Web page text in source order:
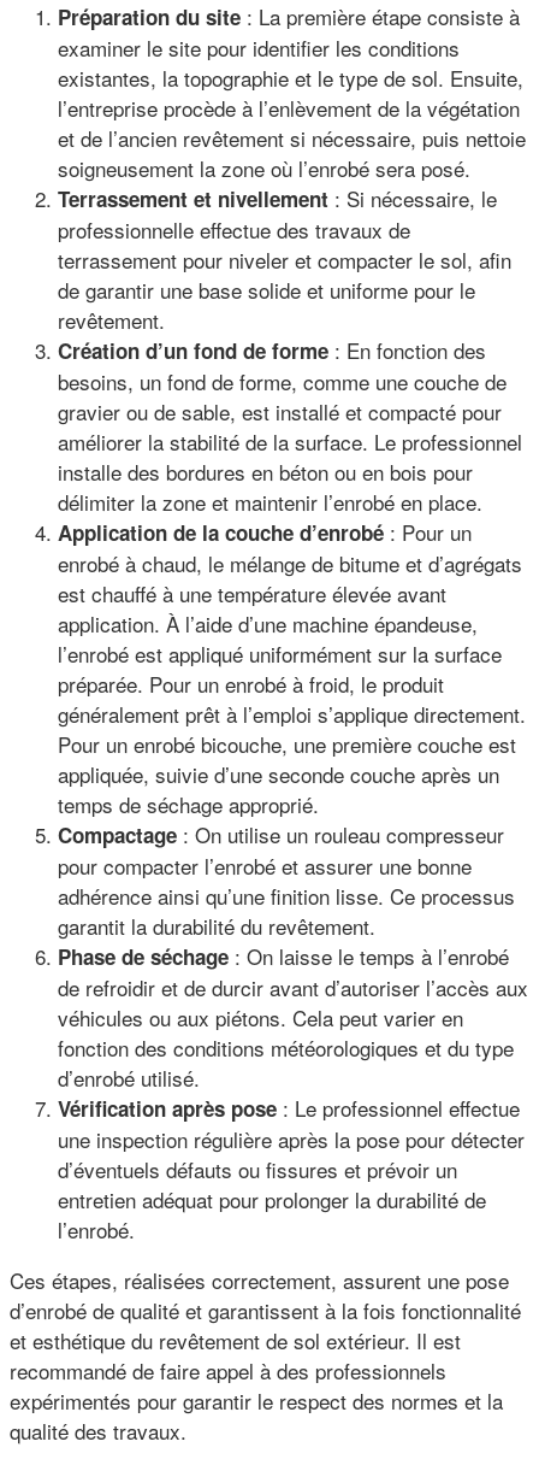
Préparation du site : La première étape consiste à
examiner le site pour identifier les conditions
existantes, la topographie et le type de sol. Ensuite,
l’entreprise procède à l’enlèvement de la végétation
et de l’ancien revêtement si nécessaire, puis nettoie
soigneusement la zone où l’enrobé sera posé.
Terrassement et nivellement : Si nécessaire, le
professionnelle effectue des travaux de
terrassement pour niveler et compacter le sol, afin
de garantir une base solide et uniforme pour le
revêtement.
Création d’un fond de forme : En fonction des
besoins, un fond de forme, comme une couche de
gravier ou de sable, est installé et compacté pour
améliorer la stabilité de la surface. Le professionnel
installe des bordures en béton ou en bois pour
délimiter la zone et maintenir l’enrobé en place.
Application de la couche d’enrobé : Pour un
enrobé à chaud, le mélange de bitume et d’agrégats
est chauffé à une température élevée avant
application. À l’aide d’une machine épandeuse,
l’enrobé est appliqué uniformément sur la surface
préparée. Pour un enrobé à froid, le produit
généralement prêt à l’emploi s’applique directement.
Pour un enrobé bicouche, une première couche est
appliquée, suivie d’une seconde couche après un
temps de séchage approprié.
Compactage : On utilise un rouleau compresseur
pour compacter l’enrobé et assurer une bonne
adhérence ainsi qu’une finition lisse. Ce processus
garantit la durabilité du revêtement.
Phase de séchage : On laisse le temps à l’enrobé
de refroidir et de durcir avant d’autoriser l’accès aux
véhicules ou aux piétons. Cela peut varier en
fonction des conditions météorologiques et du type
d’enrobé utilisé.
Vérification après pose : Le professionnel effectue
une inspection régulière après la pose pour détecter
d’éventuels défauts ou fissures et prévoir un
entretien adéquat pour prolonger la durabilité de
l’enrobé.
Ces étapes, réalisées correctement, assurent une pose
d’enrobé de qualité et garantissent à la fois fonctionnalité
et esthétique du revêtement de sol extérieur. Il est
recommandé de faire appel à des professionnels
expérimentés pour garantir le respect des normes et la
qualité des travaux.